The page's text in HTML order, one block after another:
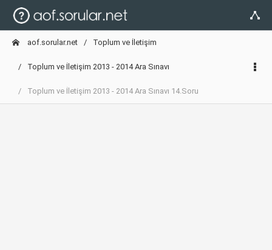
aof.sorular.net Toplum ve İletişim
Toplum ve İletişim 2013 - 2014 Ara Sınavı
Toplum ve İletişim 2013 - 2014 Ara Sınavı 14.Soru